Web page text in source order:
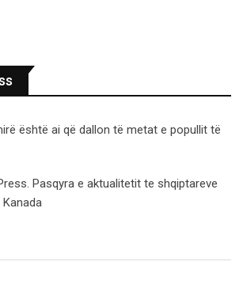
është ai që dallon të metat e popullit të
Pasqyra e aktualitetit te shqiptareve